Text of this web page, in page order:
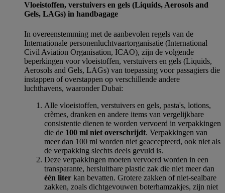
Vloeistoffen, verstuivers en gels (Liquids, Aerosols and
Gels, LAGs) in handbagage
In overeenstemming met de aanbevolen regels van de
Internationale personenluchtvaartorganisatie (International
Civil Aviation Organisation, ICAO), zijn de volgende
beperkingen voor vloeistoffen, verstuivers en gels (Liquids,
Aerosols and Gels, LAGs) van toepassing voor passagiers die
instappen of overstappen op verschillende andere
luchthavens, waaronder Dubai:
Alle vloeistoffen, verstuivers en gels, pasta's, lotions,
crèmes, dranken en andere items van vergelijkbare
consistentie dienen te worden vervoerd in verpakkingen
die de 100 ml niet overschrijdt. Verpakkingen van
meer dan 100 ml worden niet geaccepteerd, ook niet als
de verpakking slechts deels gevuld is.
Deze verpakkingen moeten vervoerd worden in een
transparante, hersluitbare plastic zak die niet meer dan
één liter kan bevatten. Grotere zakken of niet-sealbare
zakken, zoals dichtgevouwen boterhamzakjes, zijn niet